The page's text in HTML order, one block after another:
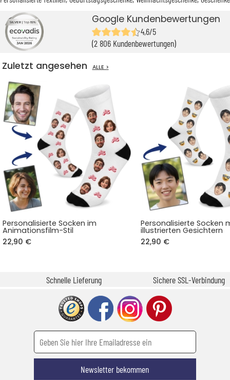
Google Kundenbewertungen
4,6/5
(2 806 Kundenbewertungen)
Zuletzt angesehen ALLE >
Personalisierte Socken im
Animationsfilm-Stil
22,90 €
Personalisierte Socken
illustrierten Gesichtern
22,90 €
Schnelle Lieferung Sichere SSL-Verbindung
Newsletter bekommen